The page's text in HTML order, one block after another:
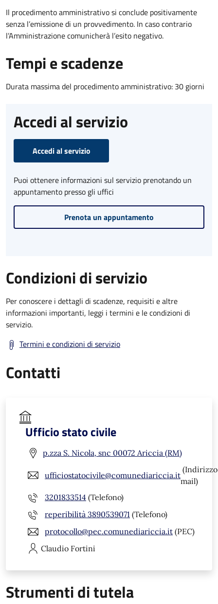
Il procedimento amministrativo si conclude positivamente
senza l’emissione di un provvedimento. In caso contrario
l’Amministrazione comunicherà l’esito negativo.
Tempi e scadenze
Durata massima del procedimento amministrativo: 30 giorni
Accedi al servizio
Accedi al servizio
Puoi ottenere informazioni sul servizio prenotando un
appuntamento presso gli uffici
Prenota un appuntamento
Condizioni di servizio
Per conoscere i dettagli di scadenze, requisiti e altre
informazioni importanti, leggi i termini e le condizioni di
servizio.
Termini e condizioni di servizio
Contatti
Ufficio stato civile
p.zza S. Nicola, snc 00072 Ariccia (RM)
ufficiostatocivile@comunediariccia.it
(Indirizzo
mail)
3201833514 (Telefono)
reperibilità 3890539071 (Telefono)
protocollo@pec.comunediariccia.it (PEC)
Claudio Fortini
Strumenti di tutela